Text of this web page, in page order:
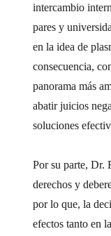
intercambio
pares y
en la idea de
consecuencia,
panorama más
abatir juicios
soluciones
Por su parte, Dr.
derechos y
por lo que, la
efectos tanto en